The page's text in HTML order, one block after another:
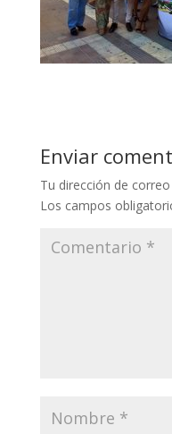
Enviar
Tu dirección de
Los campos